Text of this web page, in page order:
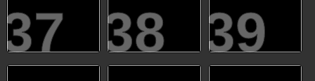
37
38
39